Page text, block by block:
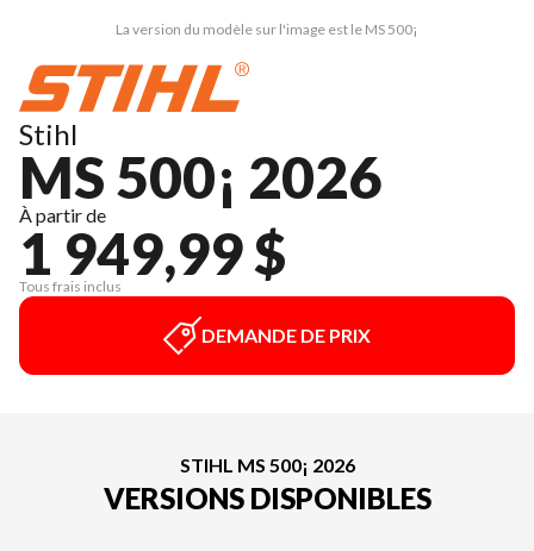
La version du modèle sur l'image est le MS 500¡
Stihl
MS 500¡ 2026
À partir de
1 949,99 $
Tous frais inclus
DEMANDE DE PRIX
STIHL MS 500¡ 2026
VERSIONS DISPONIBLES